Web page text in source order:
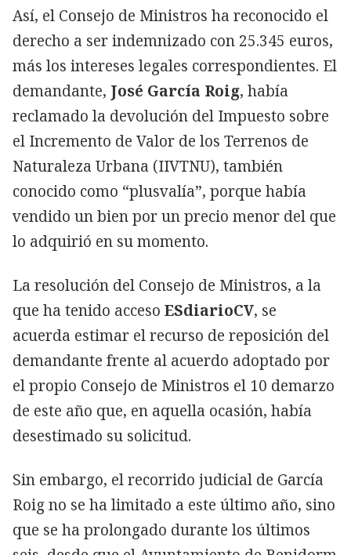
Así, el Consejo de Ministros ha reconocido el
derecho a ser indemnizado con 25.345 euros,
más los intereses legales correspondientes. El
demandante, José García Roig, había
reclamado la devolución del Impuesto sobre
el Incremento de Valor de los Terrenos de
Naturaleza Urbana (IIVTNU), también
conocido como “plusvalía”, porque había
vendido un bien por un precio menor del que
lo adquirió en su momento.
La resolución del Consejo de Ministros, a la
que ha tenido acceso ESdiarioCV, se
acuerda estimar el recurso de reposición del
demandante frente al acuerdo adoptado por
el propio Consejo de Ministros el 10 demarzo
de este año que, en aquella ocasión, había
desestimado su solicitud.
Sin embargo, el recorrido judicial de García
Roig no se ha limitado a este último año, sino
que se ha prolongado durante los últimos